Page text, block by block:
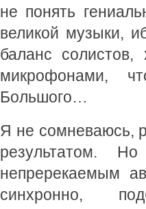
не понять
великой музыки,
баланс
микрофонами,
Большого…
Я не сомневаюсь,
результатом.
непререкаемым
синхронно,